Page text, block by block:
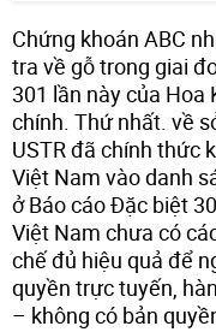
Chứng khoán ABC
tra về gỗ trong giai
301 lần này của Hoa
chính. Thứ nhất. về
USTR đã chính thức
Việt Nam vào danh
ở Báo cáo Đặc biệt
Việt Nam chưa có
chế đủ hiệu quả để
quyền trực tuyến,
– không có bản